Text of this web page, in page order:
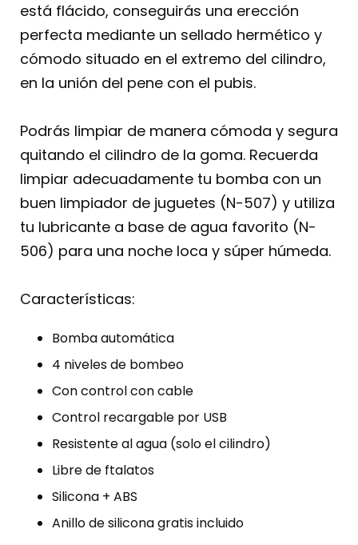
está flácido, conseguirás una erección
perfecta mediante un sellado hermético y
cómodo situado en el extremo del cilindro,
en la unión del pene con el pubis.
Podrás limpiar de manera cómoda y segura
quitando el cilindro de la goma. Recuerda
limpiar adecuadamente tu bomba con un
buen limpiador de juguetes (N-507) y utiliza
tu lubricante a base de agua favorito (N-
506) para una noche loca y súper húmeda.
Características:
Bomba automática
4 niveles de bombeo
Con control con cable
Control recargable por USB
Resistente al agua (solo el cilindro)
Libre de ftalatos
Silicona + ABS
Anillo de silicona gratis incluido